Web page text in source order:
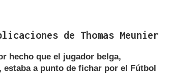
de Thomas Meunier
hecho que el jugador belga,
a punto de fichar por el Fútbol